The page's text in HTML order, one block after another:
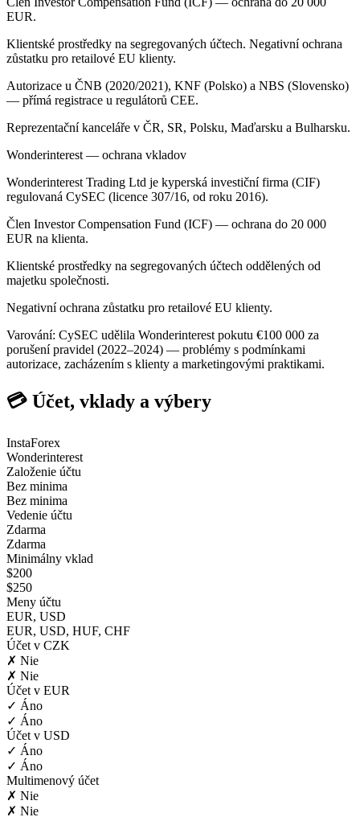
EUR.
Klientské prostředky na segregovaných účtech. Negativní ochrana
zůstatku pro retailové EU klienty.
Autorizace u ČNB (2020/2021), KNF (Polsko) a NBS (Slovensko)
— přímá registrace u regulátorů CEE.
Reprezentační kanceláře v ČR, SR, Polsku, Maďarsku a Bulharsku.
Wonderinterest — ochrana vkladov
Wonderinterest Trading Ltd je kyperská investiční firma (CIF)
regulovaná CySEC (licence 307/16, od roku 2016).
Člen Investor Compensation Fund (ICF) — ochrana do 20 000
EUR na klienta.
Klientské prostředky na segregovaných účtech oddělených od
majetku společnosti.
Negativní ochrana zůstatku pro retailové EU klienty.
Varování: CySEC udělila Wonderinterest pokutu €100 000 za
porušení pravidel (2022–2024) — problémy s podmínkami
autorizace, zacházením s klienty a marketingovými praktikami.
💳 Účet, vklady a výbery
InstaForex
Wonderinterest
Založenie účtu
Bez minima
Bez minima
Vedenie účtu
Zdarma
Zdarma
Minimálny vklad
$200
$250
Meny účtu
EUR, USD
EUR, USD, HUF, CHF
Účet v CZK
✗ Nie
✗ Nie
Účet v EUR
✓ Áno
✓ Áno
Účet v USD
✓ Áno
✓ Áno
Multimenový účet
✗ Nie
✗ Nie